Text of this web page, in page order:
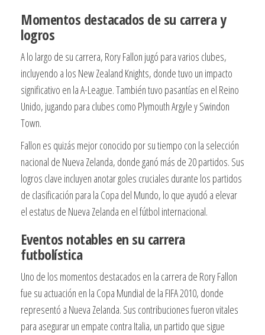
Momentos destacados de su carrera y
logros
A lo largo de su carrera, Rory Fallon jugó para varios clubes,
incluyendo a los New Zealand Knights, donde tuvo un impacto
significativo en la A-League. También tuvo pasantías en el Reino
Unido, jugando para clubes como Plymouth Argyle y Swindon
Town.
Fallon es quizás mejor conocido por su tiempo con la selección
nacional de Nueva Zelanda, donde ganó más de 20 partidos. Sus
logros clave incluyen anotar goles cruciales durante los partidos
de clasificación para la Copa del Mundo, lo que ayudó a elevar
el estatus de Nueva Zelanda en el fútbol internacional.
Eventos notables en su carrera
futbolística
Uno de los momentos destacados en la carrera de Rory Fallon
fue su actuación en la Copa Mundial de la FIFA 2010, donde
representó a Nueva Zelanda. Sus contribuciones fueron vitales
para asegurar un empate contra Italia, un partido que sigue